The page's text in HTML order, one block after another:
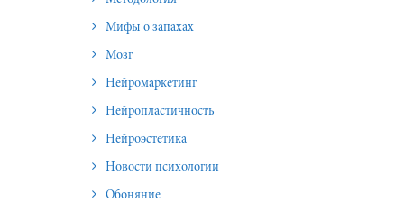
Мифы о запахах
Мозг
Нейромаркетинг
Нейропластичность
Нейроэстетика
Новости психологии
Обоняние